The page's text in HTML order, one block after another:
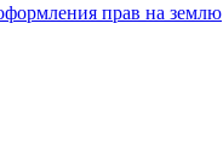
прав на землю